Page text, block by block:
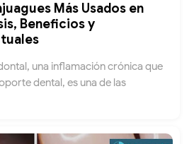
Más Usados en
Beneficios y
una inflamación crónica que
dental, es una de las